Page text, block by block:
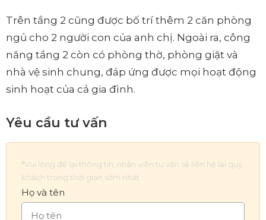
Trên tầng 2 cũng được bố trí thêm 2 căn phòng
ngủ cho 2 người con của anh chị. Ngoài ra, công
năng tầng 2 còn có phòng thờ, phòng giặt và
nhà vệ sinh chung, đáp ứng được mọi hoạt động
sinh hoạt của cả gia đình.
Yêu cầu tư vấn
*Vui lòng để lại thông tin, nhân viên tư vấn sẽ liên hệ lại quý
khách trong thời gian sớm nhất
Họ và tên